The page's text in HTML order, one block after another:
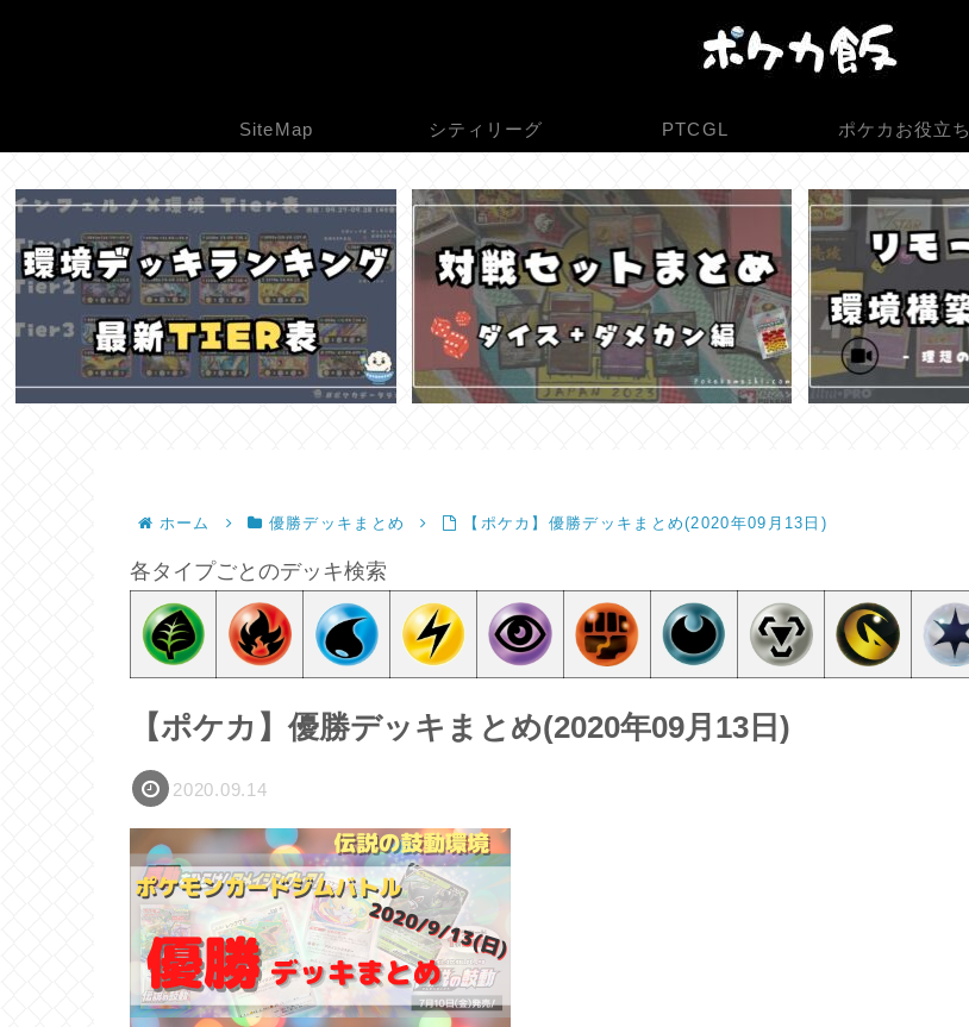
SiteMap シティリーグ PTCGL ポケカお役立ち
ホーム 優勝デッキまとめ 【ポケカ】優勝デッキまとめ(2020年09月13日)
各タイプごとのデッキ検索
【ポケカ】優勝デッキまとめ(2020年09月13日)
2020.09.14